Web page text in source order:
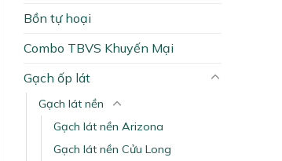
Bồn tự hoại
Combo TBVS Khuyến Mại
Gạch ốp lát
Gạch lát nền
Gạch lát nền Arizona
Gạch lát nền Cửu Long